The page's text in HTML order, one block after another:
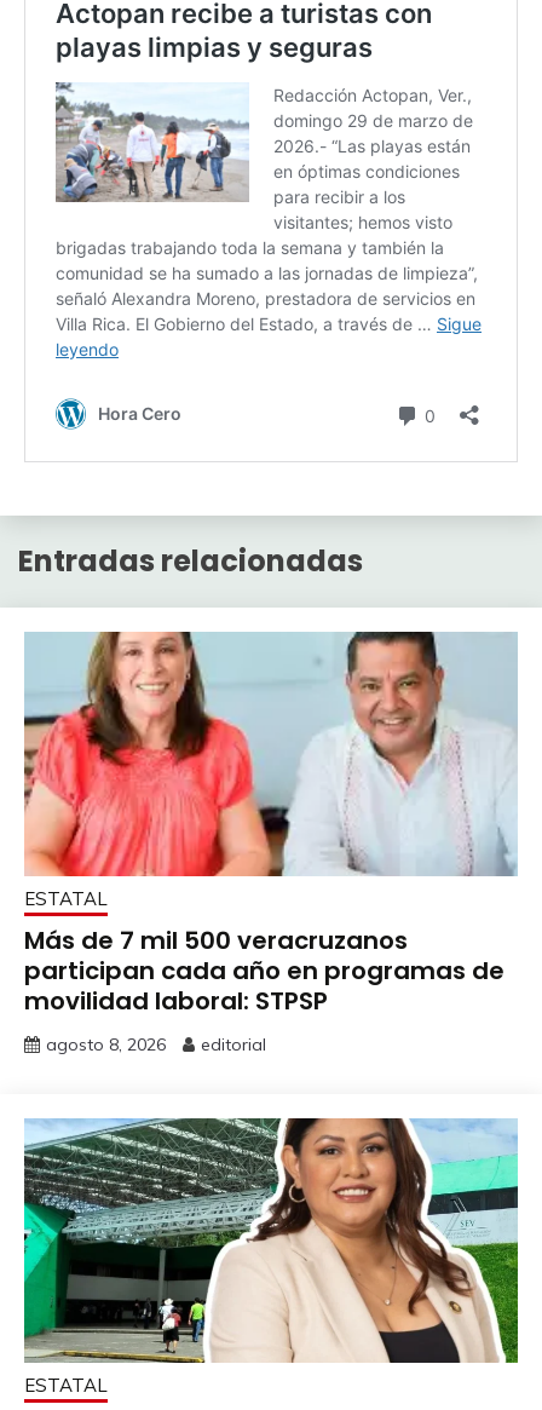
Entradas relacionadas
ESTATAL
Más de 7 mil 500 veracruzanos
participan cada año en programas de
movilidad laboral: STPSP
agosto 8, 2026 editorial
ESTATAL